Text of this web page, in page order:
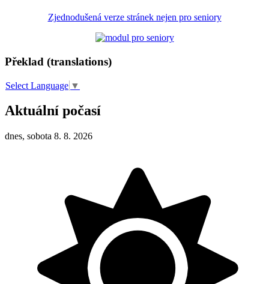
Zjednodušená verze stránek nejen pro seniory
Překlad (translations)
Select Language ▼
Aktuální počasí
dnes, sobota 8. 8. 2026